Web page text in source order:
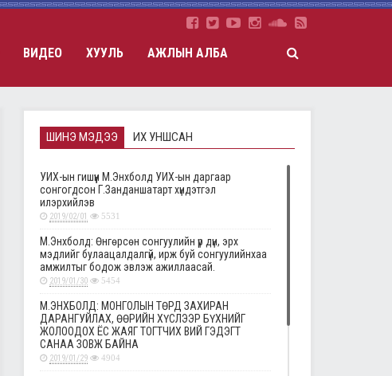
ВИДЕО ХУУЛЬ АЖЛЫН АЛБА
ШИНЭ МЭДЭЭ ИХ УНШСАН
УИХ-ын гишүүн М.Энхболд УИХ-ын даргаар
сонгогдсон Г.Занданшатарт хүндэтгэл
илэрхийлэв
2019/02/01 5531
М.Энхболд: Өнгөрсөн сонгуулийн үр дүн, эрх
мэдлийг булаацалдалгүй, ирж буй сонгуулийнхаа
амжилтыг бодож эвлэж ажиллаасай.
2019/01/30 5454
М.ЭНХБОЛД: МОНГОЛЫН ТӨРД ЗАХИРАН
ДАРАНГУЙЛАХ, ӨӨРИЙН ХҮСЛЭЭР БҮХНИЙГ
ЖОЛООДОХ ЁС ЖАЯГ ТОГТЧИХ ВИЙ ГЭДЭГТ
САНАА ЗОВЖ БАЙНА
2019/01/29 4904